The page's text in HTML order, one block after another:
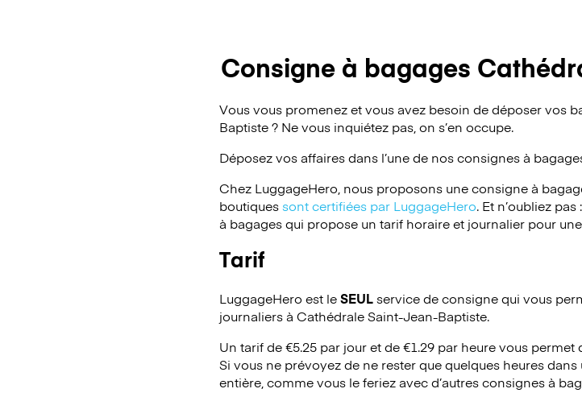
Consigne à bagages
Vous vous promenez et vous avez besoin de déposer vos
Baptiste ? Ne vous inquiétez pas, on s’en occupe.
Déposez vos affaires dans l’une de nos consignes à
Chez LuggageHero, nous proposons une consigne à
boutiquessont certifiées par LuggageHero. Et n’oubliez
à bagages qui propose un tarif horaire et journalier pour
Tarif
LuggageHero est leSEULservice de consigne qui vous
journaliers à Cathédrale Saint-Jean-Baptiste.
Un tarif de €5.25 par jour et de €1.29 par heure vous
Si vous ne prévoyez de ne rester que quelques heures
entière, comme vous le feriez avec d’autres consignes à